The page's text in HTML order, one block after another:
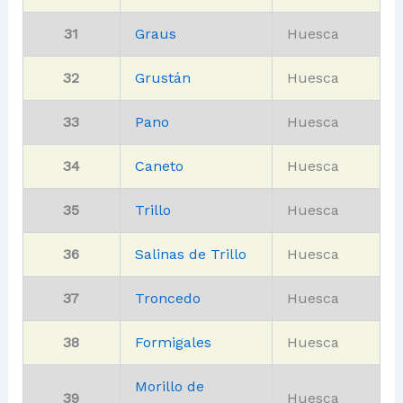
31 Graus Huesca
32 Grustán Huesca
33 Pano Huesca
34 Caneto Huesca
35 Trillo Huesca
36 Salinas de Trillo Huesca
37 Troncedo Huesca
38 Formigales Huesca
39
Morillo de
Huesca